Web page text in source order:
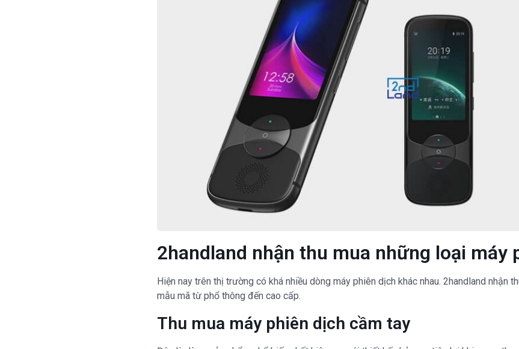
2handland nhận thu mua những loại máy
Hiện nay trên thị trường có khá nhiều dòng máy phiên dịch khác nhau. 2handland nhận
mẫu mã từ phổ thông đến cao cấp.
Thu mua máy phiên dịch cầm tay